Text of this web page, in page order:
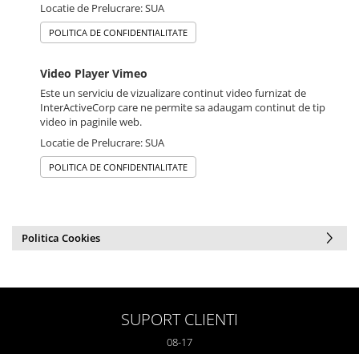
Locatie de Prelucrare: SUA
POLITICA DE CONFIDENTIALITATE
Video Player Vimeo
Este un serviciu de vizualizare continut video furnizat de
InterActiveCorp care ne permite sa adaugam continut de tip
video in paginile web.
Locatie de Prelucrare: SUA
POLITICA DE CONFIDENTIALITATE
Politica Cookies
SUPORT CLIENTI
08-17